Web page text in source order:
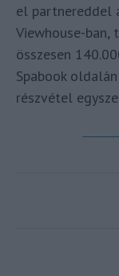
el partnereddel
Viewhouse-
összesen
Spabook
részvétel